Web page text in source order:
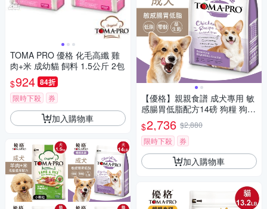
TOMA PRO 優格 化毛高纖 雞
肉+米 成幼貓 飼料 1.5公斤 2包
$924 84折
限時下殺 券
加入購物車
【優格】親親食譜 成犬專用 敏
感腸胃低脂配方14磅 狗糧 狗飼
料
$2,736 $2,880
限時下殺
券
加入購物車